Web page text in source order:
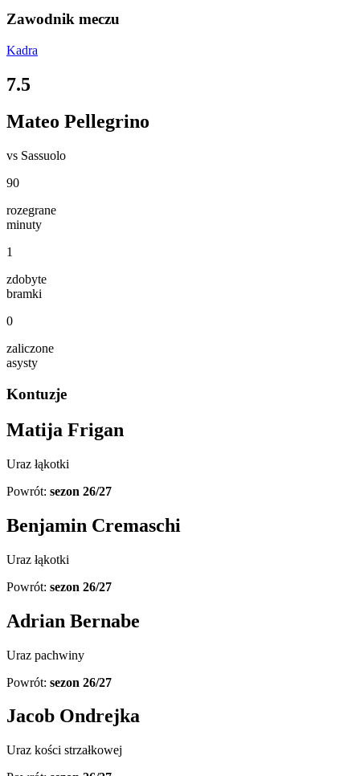
Zawodnik meczu
Kadra
7.5
Mateo Pellegrino
vs Sassuolo
90
rozegrane
minuty
1
zdobyte
bramki
0
zaliczone
asysty
Kontuzje
Matija Frigan
Uraz łąkotki
Powrót: sezon 26/27
Benjamin Cremaschi
Uraz łąkotki
Powrót: sezon 26/27
Adrian Bernabe
Uraz pachwiny
Powrót: sezon 26/27
Jacob Ondrejka
Uraz kości strzałkowej